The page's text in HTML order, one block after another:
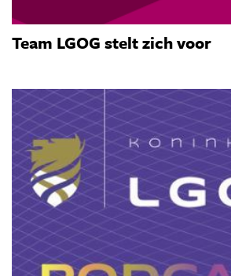
Team LGOG stelt zich voor